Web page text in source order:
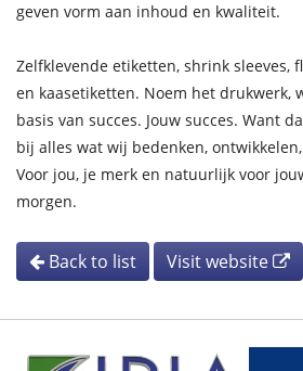
geven vorm aan inhoud en kwaliteit.
Zelfklevende etiketten, shrink sleeves,
en kaasetiketten. Noem het drukwerk,
basis van succes. Jouw succes. Want
bij alles wat wij bedenken,
Voor jou, je merk en natuurlijk voor
morgen.
Back to list Visit website